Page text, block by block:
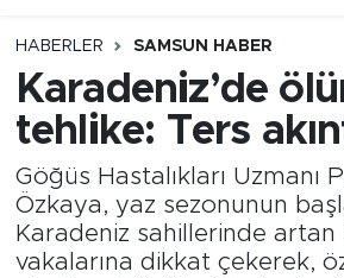
HABERLER SAMSUN HABER
Karadeniz’de
tehlike: Ters
Göğüs Hastalıkları Uzmanı
Özkaya, yaz sezonunun
Karadeniz sahillerinde
vakalarına dikkat çekerek,
Süper Lig Puan Durumu ve
Tüm Manşetler
Son Dakika Haberleri